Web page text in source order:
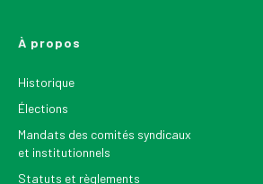
À propos
Historique
Élections
Mandats des comités syndicaux
et institutionnels
Statuts et règlements